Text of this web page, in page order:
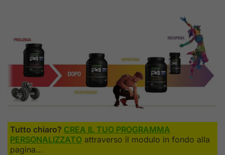
Tutto chiaro? CREA IL TUO PROGRAMMA
PERSONALIZZATO attraverso il modulo in fondo alla
pagina…